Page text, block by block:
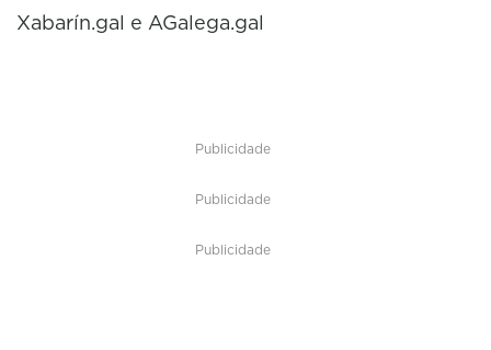
Xabarín.gal e AGalega.gal
Publicidade
Publicidade
Publicidade